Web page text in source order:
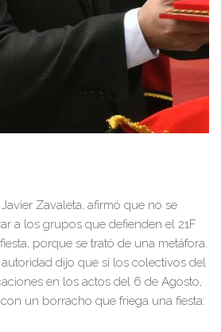
Zavaleta, afirmó que no se
a los grupos que defienden el 21F
porque se trató de una metáfora.
dijo que si los colectivos del
en los actos del 6 de Agosto,
un borracho que friega una fiesta: